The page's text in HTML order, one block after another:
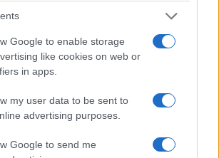
Google to enable storage
like cookies on web or
in apps.
my user data to be sent to
advertising purposes.
Google to send me
8
7:33 μμ
Ευθυμιάδου σε μια
μουσική βραδιά την
8 Αυγούστου 2026, 7:01 μμ